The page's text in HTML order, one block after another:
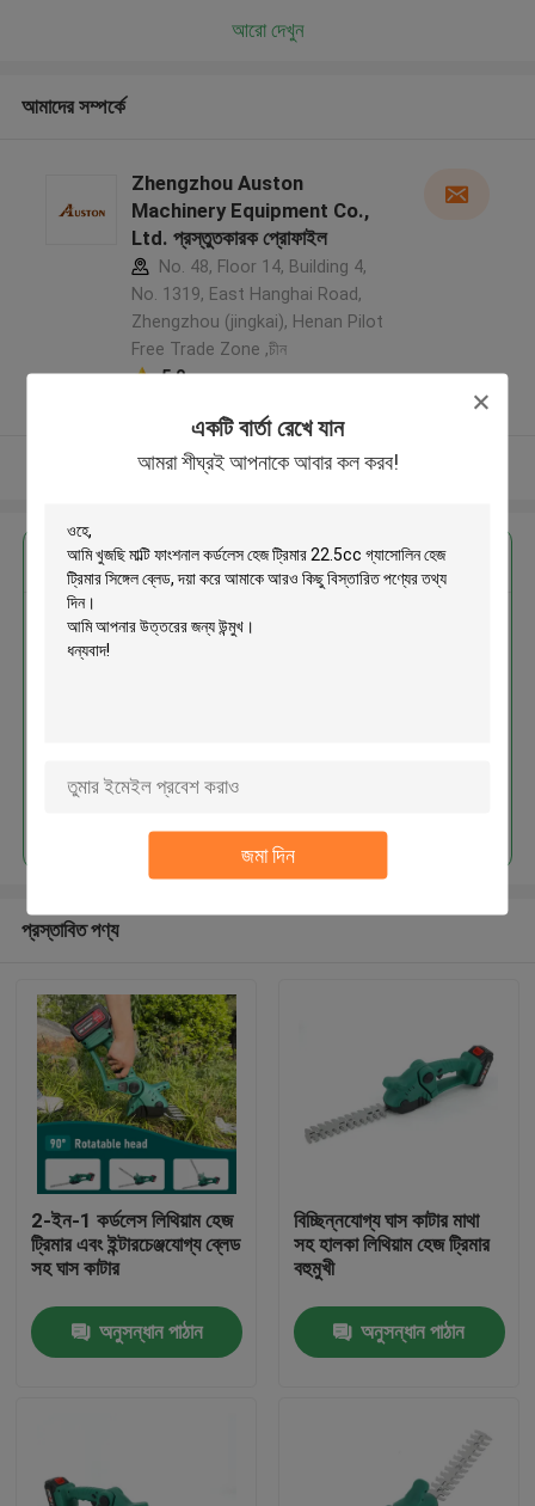
একটি বার্তা রেখে যান
আমরা শীঘ্রই আপনাকে আবার কল করব!
জমা দিন
বাড়ি
ভিডিও
আরো দেখুন
আমাদের সম্পর্কে
Zhengzhou Auston
Machinery Equipment Co.,
Ltd. প্রস্তুতকারক প্রোফাইল
No. 48, Floor 14, Building 4,
No. 1319, East Hanghai Road,
Zhengzhou (jingkai), Henan Pilot
Free Trade Zone ,চীন
5.0
আরো দেখুন
এর সেরা মূল্য পান
মাল্টি ফাংশনাল কর্ডলেস হেজ ট্রিমার 22.5cc
প্রস্তাবিত পণ্য
2-ইন-1 কর্ডলেস লিথিয়াম হেজ
ট্রিমার এবং ইন্টারচেঞ্জযোগ্য ব্লেড
সহ ঘাস কাটার
অনুসন্ধান পাঠান
বিচ্ছিন্নযোগ্য ঘাস কাটার মাথা
সহ হালকা লিথিয়াম হেজ ট্রিমার
বহুমুখী
অনুসন্ধান পাঠান